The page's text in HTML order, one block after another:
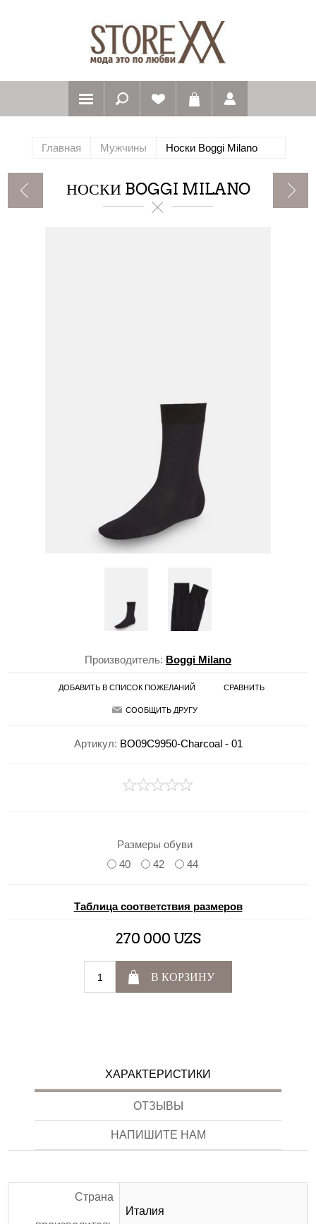
Главная Мужчины Носки Boggi Milano
НОСКИ BOGGI MILANO
Производитель: Boggi Milano
ДОБАВИТЬ В СПИСОК ПОЖЕЛАНИЙ СРАВНИТЬ
СООБЩИТЬ ДРУГУ
Артикул: BO09C9950-Charcoal - 01
Размеры обуви
40
42 44
Таблица соответствия размеров
270 000 UZS
В КОРЗИНУ
ХАРАКТЕРИСТИКИ
ОТЗЫВЫ
НАПИШИТЕ НАМ
Страна
Италия